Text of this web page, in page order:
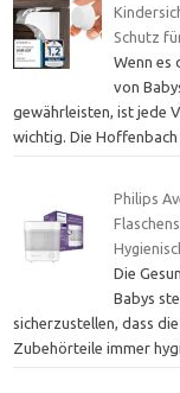
Schutz
Wenn es
von
gewährleisten, ist jede
wichtig. Die
Philips
Die
Babys
sicherzustellen, dass
Zubehörteile immer